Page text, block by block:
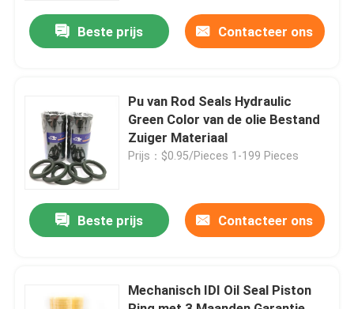
Fabrieksreis
Kwaliteitscontrole
Contacteer ons
Nieuws
De hydraulische uitrusting van de brekerverbinding
Beste prijs Contacteer ons
Pu van Rod Seals Hydraulic
Green Color van de olie Bestand
Zuiger Materiaal
Prijs：$0.95/Pieces 1-199 Pieces
Beste prijs Contacteer ons
Mechanisch IDI Oil Seal Piston